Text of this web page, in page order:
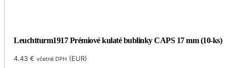
Leuchtturm1917 Prémiové kulaté bublinky CAPS 17 mm (10-ks)
4.43€ včetně DPH (EUR)